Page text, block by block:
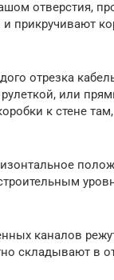
отверстия,
прикручивают
отрезка
или
к стене там,
каналов
складывают в